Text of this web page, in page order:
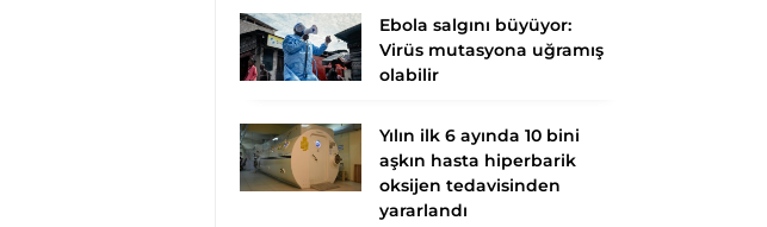
Ebola salgını büyüyor:
Virüs mutasyona uğramış
olabilir
Yılın ilk 6 ayında 10 bini
aşkın hasta hiperbarik
oksijen tedavisinden
yararlandı